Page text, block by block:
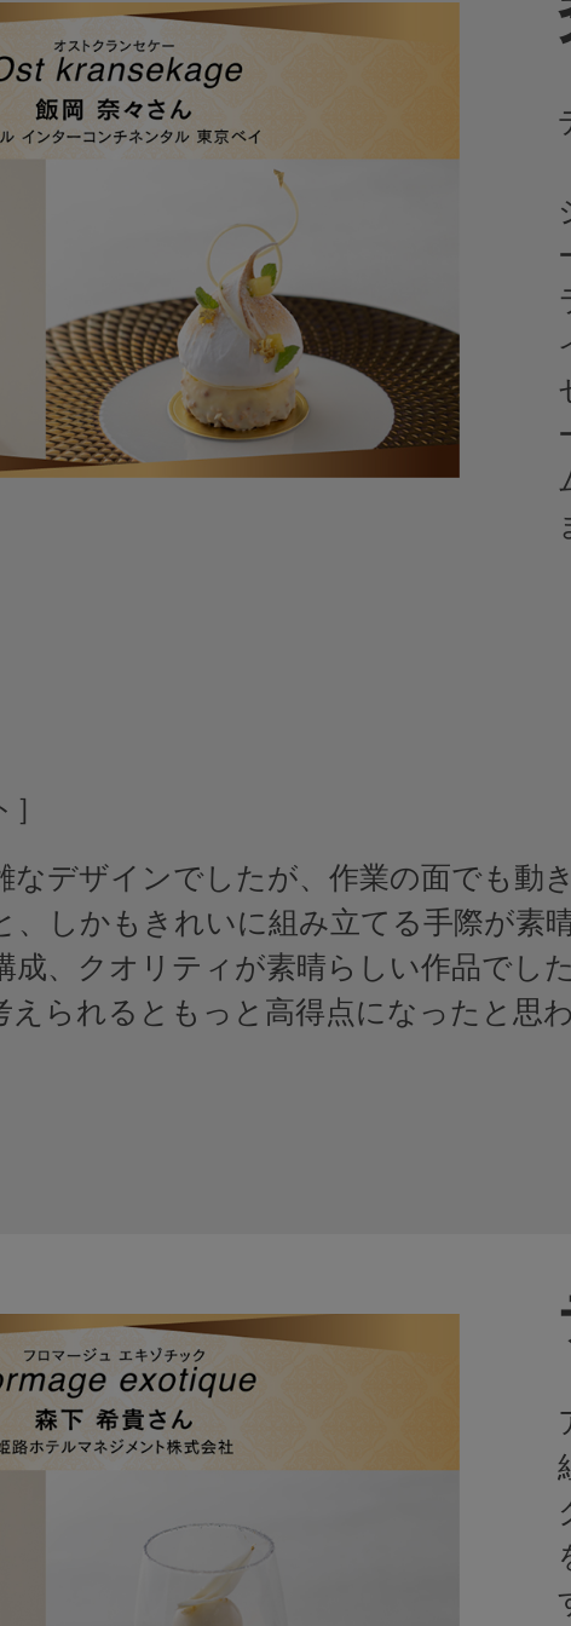
なデザインでしたが、作業の面でも動
、しかもきれいに組み立てる手際が素
成、クオリティが素晴らしい作品でし
えられるともっと高得点になったと思わ